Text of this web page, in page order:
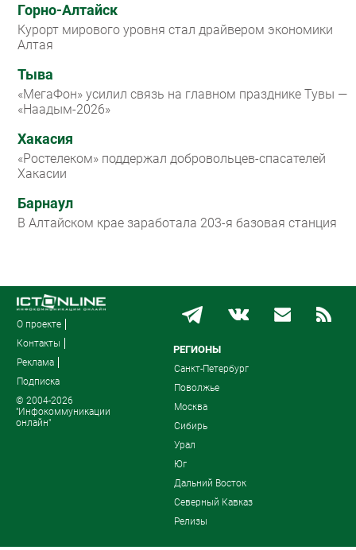
Горно-Алтайск
Курорт мирового уровня стал драйвером экономики
Алтая
Тыва
«МегаФон» усилил связь на главном празднике Тувы —
«Наадым-2026»
Хакасия
«Ростелеком» поддержал добровольцев-спасателей
Хакасии
Барнаул
В Алтайском крае заработала 203-я базовая станция
О проекте
Контакты
Реклама
Подписка
© 2004-2026
"Инфокоммуникации
онлайн"
РЕГИОНЫ
Санкт-Петербург
Поволжье
Москва
Сибирь
Урал
Юг
Дальний Восток
Северный Кавказ
Релизы